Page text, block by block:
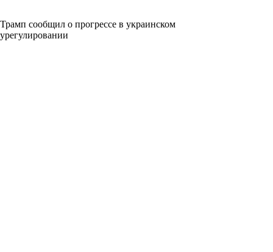
Трамп сообщил о прогрессе в украинском
урегулировании